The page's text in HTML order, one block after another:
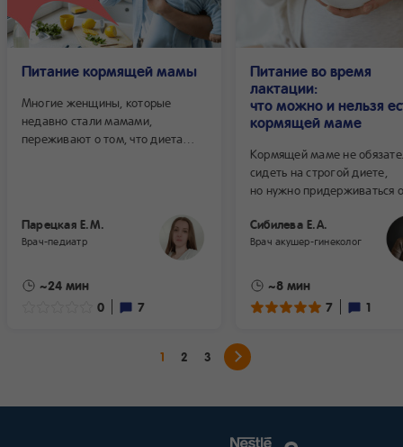
Питание кормящей мамы
Многие женщины, которые
недавно стали мамами,
переживают о том, что диета
продуктов, и ееё рацион будет
настолько скудным, что
восстановиться после
беременности и родов.
Родственники и знакомые дают
Парецкая Е.М.
Врач-педиатр
~24 мин
0
7
Питание во время
лактации:
что можно и нельзя
кормящей маме
Кормящей маме не
сидеть на строгой диете,
но нужно придерживаться
Рассказываем, что должно
в рационе женщины во
лактации, а какие продукты
лучше исключить.
Сибилева Е.А.
Врач акушер-гинеколог
~8 мин
7
1
1 2 3